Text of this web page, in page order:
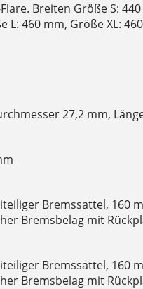
Flare. Breiten Größe S:
L: 460 mm, Größe XL:
27,2 mm,
Bremssattel, 160
Bremsbelag mit
Bremssattel, 160
Bremsbelag mit